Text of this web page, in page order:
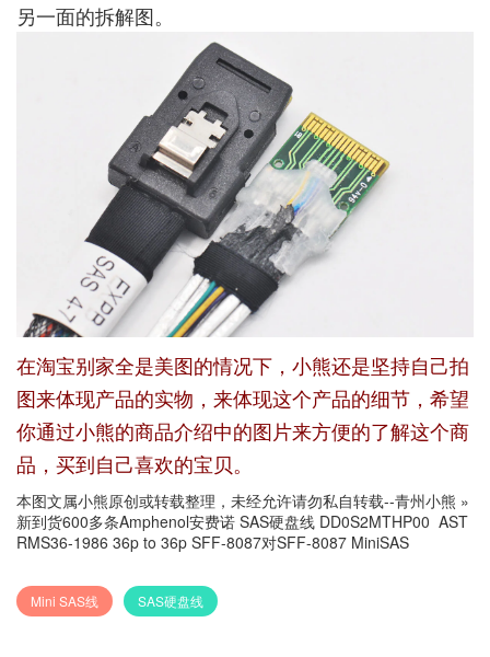
另一面的拆解图。
在淘宝别家全是美图的情况下，小熊还是坚持自己拍
图来体现产品的实物，来体现这个产品的细节，希望
你通过小熊的商品介绍中的图片来方便的了解这个商
品，买到自己喜欢的宝贝。
本图文属小熊原创或转载整理，未经允许请勿私自转载--青州小熊 »
新到货600多条Amphenol安费诺 SAS硬盘线 DD0S2MTHP00 AST
RMS36-1986 36p to 36p SFF-8087对SFF-8087 MiniSAS
Mini SAS线 SAS硬盘线